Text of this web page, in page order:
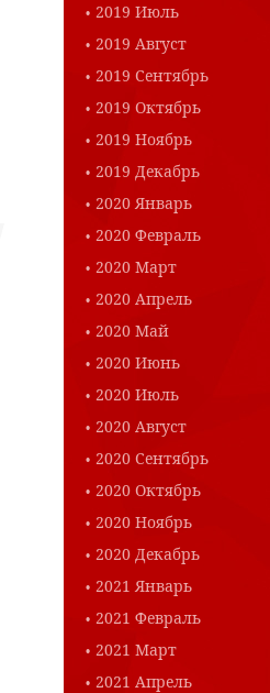
2019 Июль
2019 Август
2019 Сентябрь
2019 Октябрь
2019 Ноябрь
2019 Декабрь
2020 Январь
2020 Февраль
2020 Март
2020 Апрель
2020 Май
2020 Июнь
2020 Июль
2020 Август
2020 Сентябрь
2020 Октябрь
2020 Ноябрь
2020 Декабрь
2021 Январь
2021 Февраль
2021 Март
2021 Апрель